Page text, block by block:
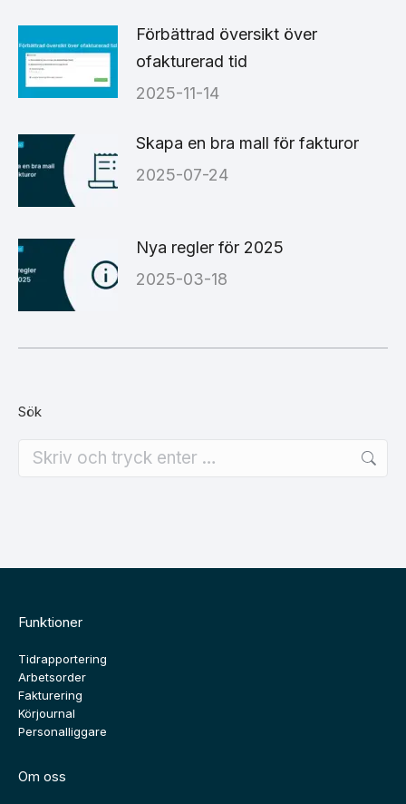
Förbättrad översikt över
ofakturerad tid
2025-11-14
Skapa en bra mall för fakturor
2025-07-24
Nya regler för 2025
2025-03-18
Sök
Funktioner
Tidrapportering
Arbetsorder
Fakturering
Körjournal
Personalliggare
Om oss